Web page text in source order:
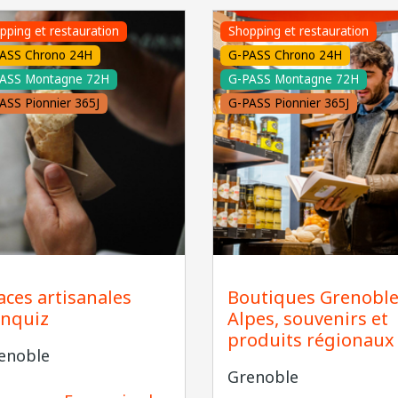
et restauration
Chrono 24H
Montagne 72H
Pionnier 365J
artisanales
Shopping et restauration
G-PASS Chrono 24H
G-PASS Montagne 72H
G-PASS Pionnier 365J
Boutiques Grenoble
Alpes, souvenirs et
produits régionaux
Grenoble